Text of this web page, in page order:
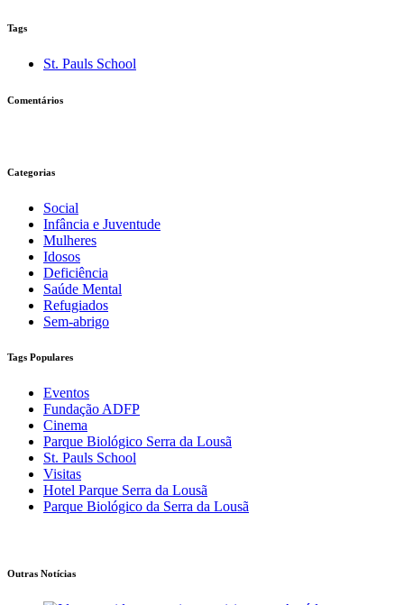
Tags
St. Pauls School
Comentários
Categorias
Social
Infância e Juventude
Mulheres
Idosos
Deficiência
Saúde Mental
Refugiados
Sem-abrigo
Tags Populares
Eventos
Fundação ADFP
Cinema
Parque Biológico Serra da Lousã
St. Pauls School
Visitas
Hotel Parque Serra da Lousã
Parque Biológico da Serra da Lousã
Outras Notícias